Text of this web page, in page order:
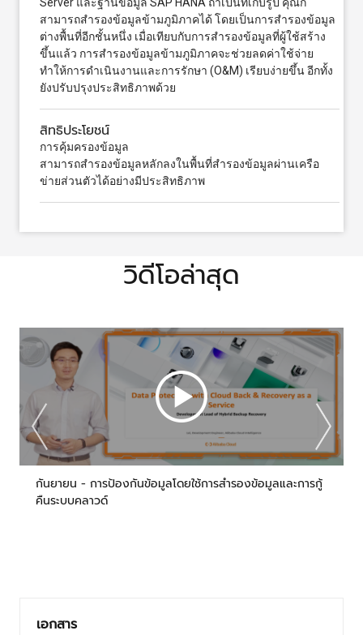
Server และฐานข้อมูล SAP HANA ถ้าเป็นที่เก็บรูป คุณก็
สามารถสำรองข้อมูลข้ามภูมิภาคได้ โดยเป็นการสำรองข้อมูล
ต่างพื้นที่อีกชั้นหนึ่ง เมื่อเทียบกับการสำรองข้อมูลที่ผู้ใช้สร้าง
ขึ้นแล้ว การสำรองข้อมูลข้ามภูมิภาคจะช่วยลดค่าใช้จ่าย
ทำให้การดำเนินงานและการรักษา (O&M) เรียบง่ายขึ้น อีกทั้ง
ยังปรับปรุงประสิทธิภาพด้วย
สิทธิประโยชน์
การคุ้มครองข้อมูล
สามารถสำรองข้อมูลหลักลงในพื้นที่สำรองข้อมูลผ่านเครือ
ข่ายส่วนตัวได้อย่างมีประสิทธิภาพ
วิดีโอล่าสุด
กันยายน - การป้องกันข้อมูลโดยใช้การสำรองข้อมูลและการกู้
คืนระบบคลาวด์
เอกสาร